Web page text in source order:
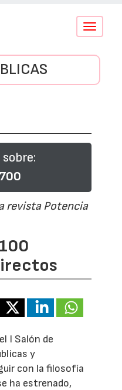
Conmutar
revista Potencia
I Salón de
y
con la filosofía
ha estrenado,